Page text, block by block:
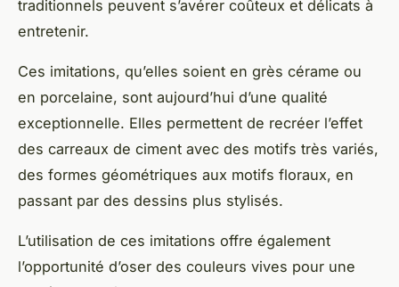
traditionnels peuvent s’avérer coûteux et délicats à
entretenir.
Ces imitations, qu’elles soient en grès cérame ou
en porcelaine, sont aujourd’hui d’une qualité
exceptionnelle. Elles permettent de recréer l’effet
des carreaux de ciment avec des motifs très variés,
des formes géométriques aux motifs floraux, en
passant par des dessins plus stylisés.
L’utilisation de ces imitations offre également
l’opportunité d’oser des couleurs vives pour une